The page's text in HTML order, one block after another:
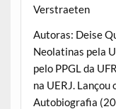
Verstraeten
Autoras: Deise
Neolatinas pela
pelo PPGL da
na UERJ.
Autobiografia